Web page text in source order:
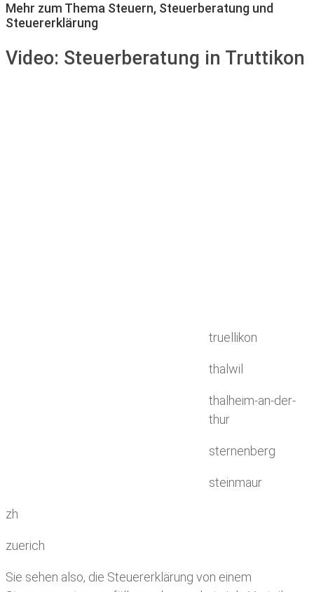
Mehr zum Thema Steuern, Steuerberatung und
Steuererklärung
Video: Steuerberatung in Truttikon
truellikon
thalwil
thalheim-an-der-
thur
sternenberg
steinmaur
zh
zuerich
Sie sehen also, die Steuererklärung von einem